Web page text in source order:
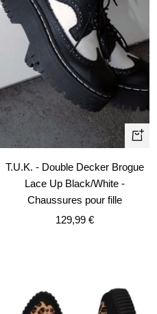
Apercu
T.U.K. - Double Decker Brogue
Lace Up Black/White -
Chaussures pour fille
Prix
129,99 €